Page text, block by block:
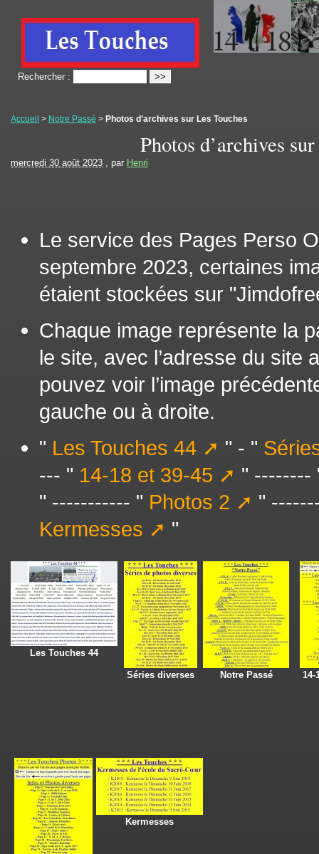
Rechercher :
Accueil > Notre Passé > Photos d’archives sur Les Touches
Photos d’archives
mercredi 30 août 2023 , par Henri
Le service des Pages Perso
septembre 2023, certaines
étaient stockées sur
Chaque image représente la
le site, avec l’adresse du site
pouvez voir l’image
gauche ou à droite.
" Les Touches 44 " - "
--- " 14-18 et 39-45
"
" ----------- " Photos 2
"
Kermesses
"
Les Touches 44
Séries diverses Notre Passé 14-
Kermesses